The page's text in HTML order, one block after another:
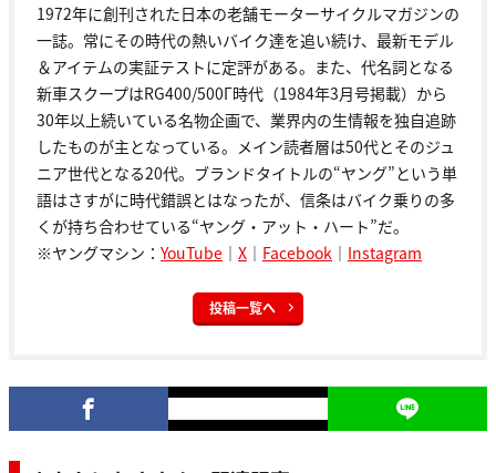
1972年に創刊された日本の老舗モーターサイクルマガジンの
一誌。常にその時代の熱いバイク達を追い続け、最新モデル
＆アイテムの実証テストに定評がある。また、代名詞となる
新車スクープはRG400/500Γ時代（1984年3月号掲載）から
30年以上続いている名物企画で、業界内の生情報を独自追跡
したものが主となっている。メイン読者層は50代とそのジュ
ニア世代となる20代。ブランドタイトルの“ヤング”という単
語はさすがに時代錯誤とはなったが、信条はバイク乗りの多
くが持ち合わせている“ヤング・アット・ハート”だ。
※ヤングマシン： YouTube ｜ X ｜ Facebook ｜ Instagram
投稿一覧へ